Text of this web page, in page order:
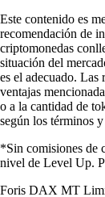
Este contenido es
recomendación de
criptomonedas
situación del
es el adecuado. Las
ventajas
o a la cantidad de
según los términos
*Sin comisiones de
nivel de Level Up.
Foris DAX MT